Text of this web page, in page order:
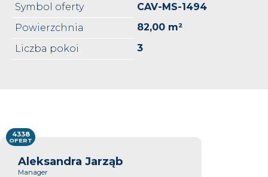
Symbol oferty
CAV-MS-1494
Powierzchnia
82,00 m²
Liczba pokoi
3
Aleksandra Jarząb
Manager
4338
OFERT